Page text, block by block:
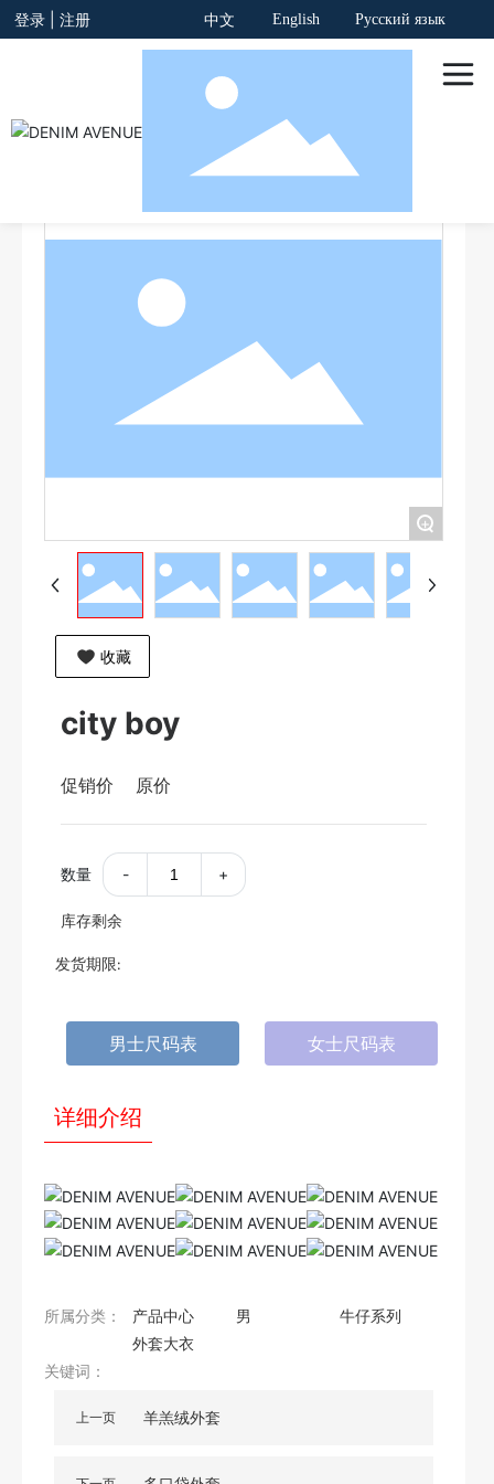
登录 |注册 中文 English Русский язык
全部分类
+
收藏
city boy
促销价 原价
数量 - +
库存剩余
发货期限:
男士尺码表 女士尺码表
详细介绍
所属分类： 产品中心 男
牛仔系列
外套大衣
关键词：
上一页 羊羔绒外套